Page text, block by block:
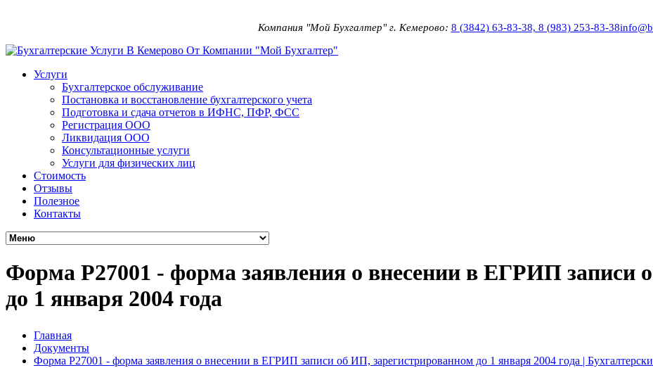
Компания "Мой Бухгалтер" г. Кемерово: 8 (3842) 63-83-38, 8 (983) 253-83-38
Услуги
Бухгалтерское обслуживание
Постановка и восстановление бухгалтерского учета
Подготовка и сдача отчетов в ИФНС, ПФР, ФСС
Регистрация ООО
Ликвидация ООО
Консультационные услуги
Услуги для физических лиц
Стоимость
Отзывы
Полезное
Контакты
Форма Р27001 - форма заявления о внесении в ЕГРИП записи
до 1 января 2004 года
Главная
Документы
Форма Р27001 - форма заявления о внесении в ЕГРИП записи об ИП, зарегистрированном до 1 января 2004 года |